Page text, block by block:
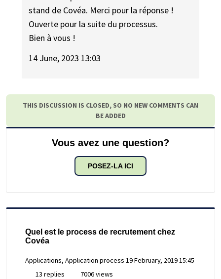
stand de Covéa. Merci pour la réponse !
Ouverte pour la suite du processus.
Bien à vous !
14 June, 2023 13:03
THIS DISCUSSION IS CLOSED, SO NO NEW COMMENTS CAN
BE ADDED
Vous avez une question?
POSEZ-LA ICI
Quel est le process de recrutement chez
Covéa
Applications, Application process 19 February, 2019 15:45
13 replies
7006 views